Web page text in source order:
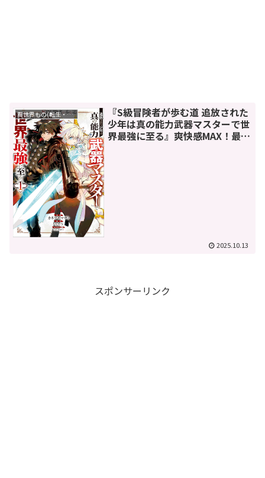
異世界もの(転生・転移・成り上がり・異世界ファンタジー)
『S級冒険者が歩む道 追放された
少年は真の能力武器マスターで世
界最強に至る』爽快感MAX！最高
2025.10.13
スポンサーリンク